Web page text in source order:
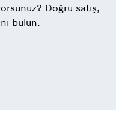
Doğru satış,
bulun.